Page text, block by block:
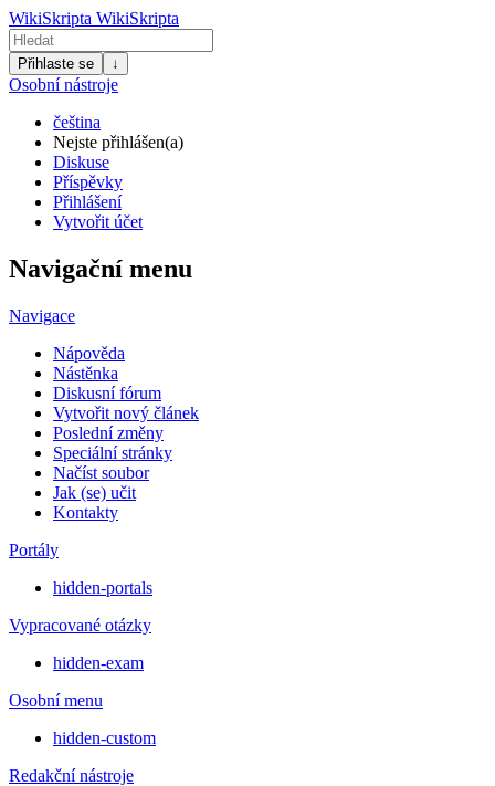
WikiSkripta WikiSkripta
Přihlaste se ↓
Osobní nástroje
čeština
Nejste přihlášen(a)
Diskuse
Příspěvky
Přihlášení
Vytvořit účet
Navigační menu
Navigace
Nápověda
Nástěnka
Diskusní fórum
Vytvořit nový článek
Poslední změny
Speciální stránky
Načíst soubor
Jak (se) učit
Kontakty
Portály
hidden-portals
Vypracované otázky
hidden-exam
Osobní menu
hidden-custom
Redakční nástroje